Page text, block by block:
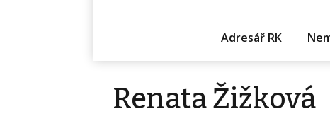
Adresář RK
Renata Žižková